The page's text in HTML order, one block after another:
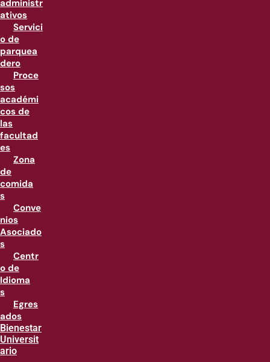
administr
ativos
Servici
o de
parquea
dero
Proce
sos
académi
cos de
las
facultad
es
Zona
de
comida
s
Conve
nios
Asociado
s
Centr
o de
Idioma
s
Egres
ados
Bienestar
Universit
ario